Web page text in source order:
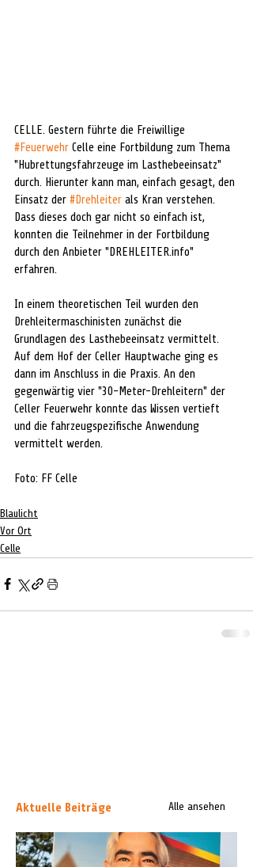
CELLE. Gestern führte die Freiwillige
#Feuerwehr Celle eine Fortbildung zum Thema
"Hubrettungsfahrzeuge im Lasthebeeinsatz"
durch. Hierunter kann man, einfach gesagt, den
Einsatz der #Drehleiter als Kran verstehen.
Dass dieses doch gar nicht so einfach ist,
konnten die Teilnehmer in der Fortbildung
durch den Anbieter "DREHLEITER.info"
erfahren.
In einem theoretischen Teil wurden den
Drehleitermaschinisten zunächst die
Grundlagen des Lasthebeeinsatz vermittelt.
Auf dem Hof der Celler Hauptwache ging es
dann im Anschluss in die Praxis. An den
gegenwärtig vier "30-Meter-Drehleitern" der
Celler Feuerwehr konnte das Wissen vertieft
und die fahrzeugspezifische Anwendung
vermittelt werden.
Foto: FF Celle
Blaulicht
Vor Ort
Celle
Aktuelle Beiträge Alle ansehen